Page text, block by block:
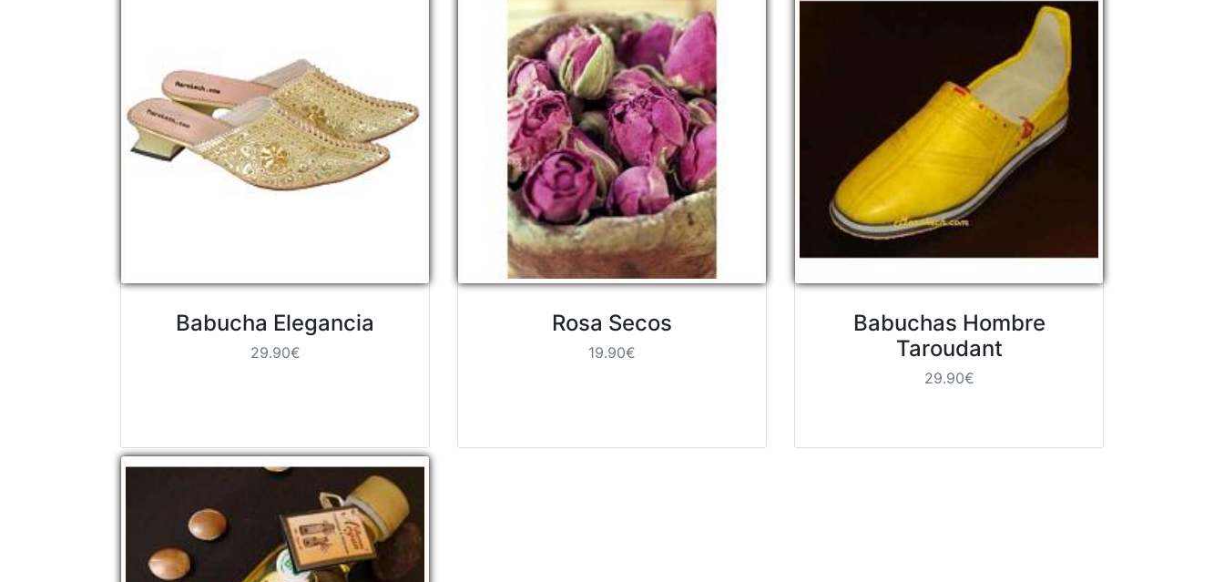
Babucha Elegancia
29.90€
Rosa Secos
19.90€
Babuchas Hombre
Taroudant
29.90€